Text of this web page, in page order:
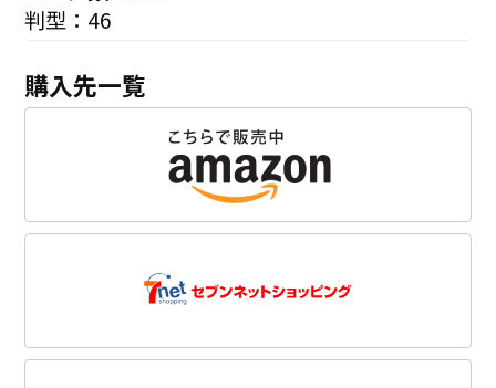
判型：46
購入先一覧